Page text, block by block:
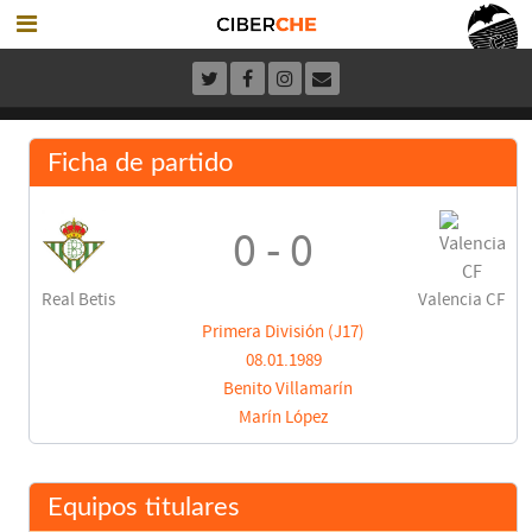
Ficha de partido
Real Betis
0 - 0
Valencia CF
Primera División (J17)
08.01.1989
Benito Villamarín
Marín López
Equipos titulares